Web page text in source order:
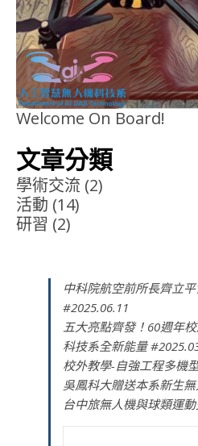
Welcome On Board!
文章分類
學術交流 (2)
活動 (14)
研習 (2)
中科院航空前所長齊立
#2025.06.11
五大亮點齊發！60週年
科技系全新能量
校外教學-自強工程多機
吳鳳科大贈送本系新生
台中旅無人機與球類運